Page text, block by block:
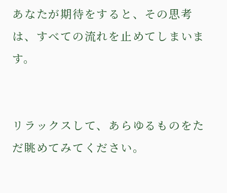
あなたが期待をすると、その思考
は、すべての流れを止めてしまいま
す。
リラックスして、あらゆるものをた
だ眺めてみてください。